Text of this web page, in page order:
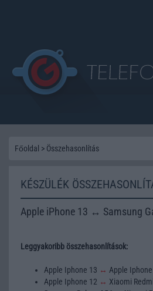
Főoldal > Összehasonlítás
KÉSZÜLÉK
Apple iPhone 13 ↔ Samsung
Leggyakoribb összehasonlítások:
Apple Iphone 13 ↔ Apple
Apple Iphone 12 ↔ Xiaomi